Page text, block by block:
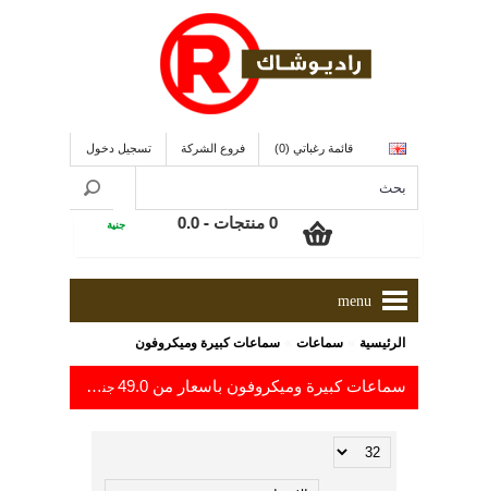
قائمة رغباتي (0) فروع الشركة تسجيل دخول
0 منتجات - 0.0 جنية
menu
الرئيسية سماعات سماعات كبيرة وميكروفون
سماعات كبيرة وميكروفون باسعار من 49.0 جنية